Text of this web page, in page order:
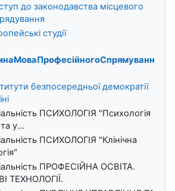
до законодавства місцевого
студії
безпосередньої демократії
ПСИХОЛОГІЯ "Психологія
у...
ПСИХОЛОГІЯ "Клінічна
ПРОФЕСІЙНА ОСВІТА.
ТЕХНОЛОГІЇ.